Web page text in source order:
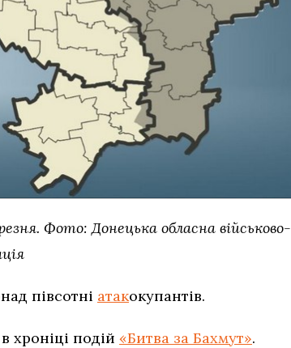
Фото: Донецька обласна військово-
півсотні атакокупантів.
хроніці подій «Битва за Бахмут».